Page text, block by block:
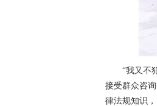
“我又不
接受群众咨
律法规知识